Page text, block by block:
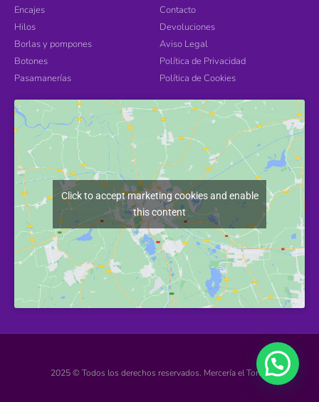
Encajes
Hilos
Borlas y pompones
Botones
Pasamanerías
Contacto
Devoluciones
Aviso Legal
Política de Privacidad
Política de Cookies
Click to accept marketing cookies and enable
this content
2025 © Todos los derechos reservados. Mercería el Torcal